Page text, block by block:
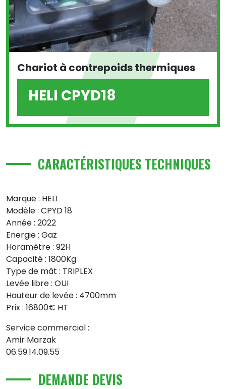
Chariot à contrepoids thermiques
HELI CPYD18
CARACTÉRISTIQUES TECHNIQUES
Marque : HELI
Modèle : CPYD 18
Année : 2022
Energie : Gaz
Horamètre : 92H
Capacité : 1800Kg
Type de mât : TRIPLEX
Levée libre : OUI
Hauteur de levée : 4700mm
Prix : 16800€ HT
Service commercial :
Amir Marzak
06.59.14.09.55
DEMANDE DEVIS